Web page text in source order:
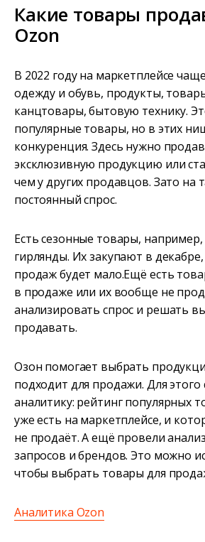
Какие товары
Ozon
В 2022 году на маркетплейсе
одежду и обувь, продукты,
канцтовары, бытовую технику.
популярные товары, но в этих
конкуренция. Здесь нужно
эксклюзивную продукцию или
чем у других продавцов. Зато на
постоянный спрос.
Есть сезонные товары,
гирлянды. Их закупают в
продаж будет мало.Ещё есть
в продаже или их вообще не
анализировать спрос и решать
продавать.
Озон помогает выбрать
подходит для продажи. Для этого
аналитику: рейтинг популярных
уже есть на маркетплейсе, и
не продаёт. А ещё провели
запросов и брендов. Это можно
чтобы выбрать товары для
Аналитика Ozon